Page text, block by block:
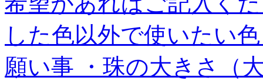
した色以外で使いたい
願い事 ・珠の大きさ（